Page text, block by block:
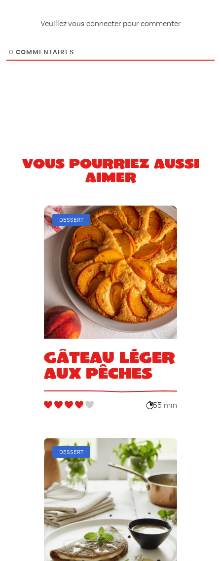
Veuillez vous connecter pour commenter
0 COMMENTAIRES
Vous pourriez aussi
aimer
DESSERT
Gâteau léger
aux pêches
55 min
DESSERT